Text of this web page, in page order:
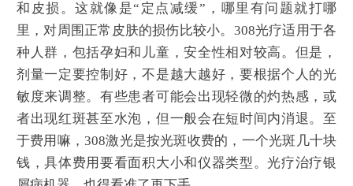
和皮损。这就像是“定点减缓”，哪里有问题就打哪
里，对周围正常皮肤的损伤比较小。308光疗适用于各
种人群，包括孕妇和儿童，安全性相对较高。但是，
剂量一定要控制好，不是越大越好，要根据个人的光
敏度来调整。有些患者可能会出现轻微的灼热感，或
者出现红斑甚至水泡，但一般会在短时间内消退。至
于费用嘛，308激光是按光斑收费的，一个光斑几十块
钱，具体费用要看面积大小和仪器类型。光疗治疗银